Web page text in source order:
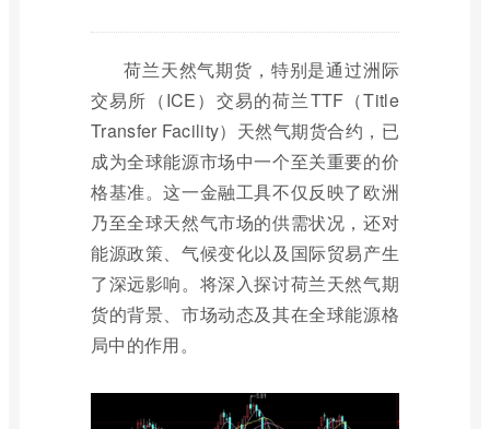
荷兰天然气期货，特别是通过洲际
交易所（ICE）交易的荷兰TTF（Title
Transfer Facility）天然气期货合约，已
成为全球能源市场中一个至关重要的价
格基准。这一金融工具不仅反映了欧洲
乃至全球天然气市场的供需状况，还对
能源政策、气候变化以及国际贸易产生
了深远影响。将深入探讨荷兰天然气期
货的背景、市场动态及其在全球能源格
局中的作用。